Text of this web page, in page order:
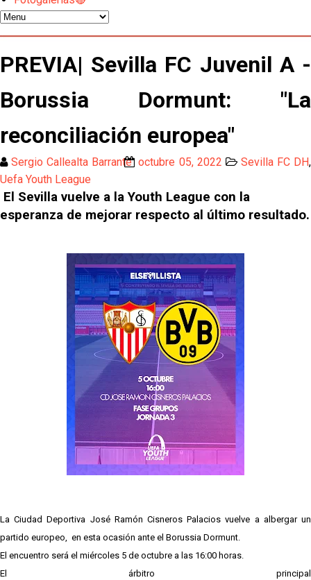
temporada pasada”
El Sevilla FC empieza a inscribir a los nuevos
Opinión | "Carta abierta a Alberto Flores" por Rafa
García
Análisis I Quién es y cómo juega Fran González
Endrick y Marc Bernal protagonizan las ofertas más
destacadas del día
El Sevilla Juvenil A última detalles en Canarias para
su debut en la Cantalejo Province Cup
La cita ante el Espanyol a domicilio ya tiene horario
El dato que destaca a Agoumé entre las cinco
grandes ligas
Juanlu de vuelta a Sevilla para cerrar su fichaje a la
El Granada negocia con el Sevilla FC por Alberto
El Sevilla continúa con despidos y rechaza una
oferta de 420 millones por el club
El Sevilla mueve ficha por Robbie Ure: la opción 'A'
PREVIA| Sevilla FC Juvenil A -
Borussia Dormunt: "La
reconciliación europea"
Sergio Callealta Barrante octubre 05, 2022 Sevilla FC DH,
Uefa Youth League
El Sevilla vuelve a la Youth League con la
esperanza de mejorar respecto al último resultado.
La Ciudad Deportiva José Ramón Cisneros Palacios vuelve a albergar un
partido europeo, en esta ocasión ante el Borussia Dormunt.
El encuentro será el miércoles 5 de octubre a las 16:00 horas.
El árbitro principal